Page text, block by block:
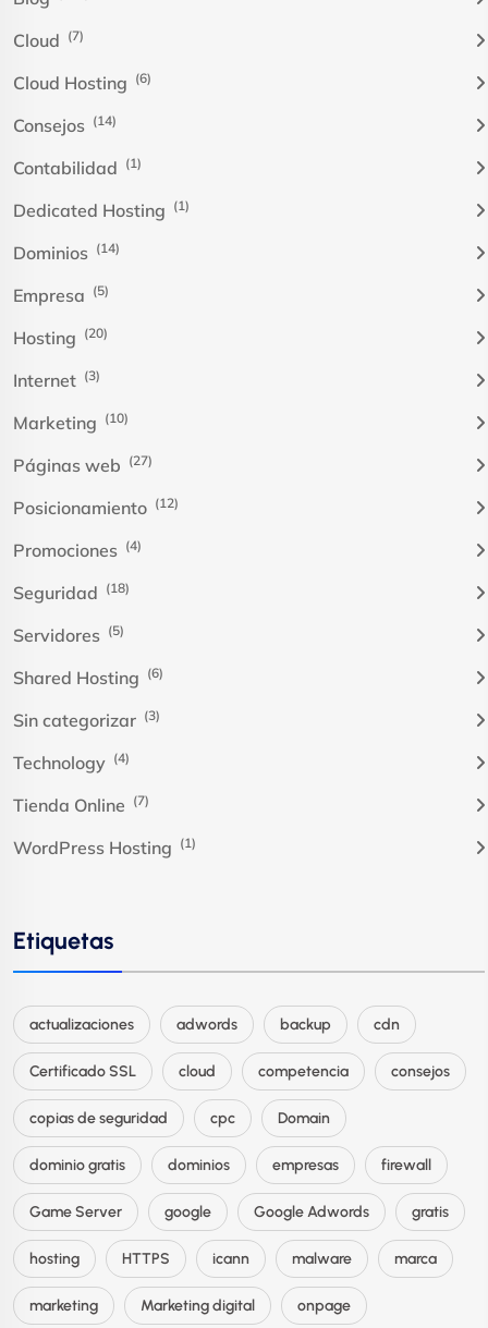
Cloud (7)
Cloud Hosting (6)
Consejos (14)
Contabilidad (1)
Dedicated Hosting (1)
Dominios (14)
Empresa (5)
Hosting (20)
Internet (3)
Marketing (10)
Páginas web (27)
Posicionamiento (12)
Promociones (4)
Seguridad (18)
Servidores (5)
Shared Hosting (6)
Sin categorizar (3)
Technology (4)
Tienda Online (7)
WordPress Hosting (1)
Etiquetas
actualizaciones adwords backup cdn
Certificado SSL cloud competencia consejos
copias de seguridad cpc Domain
dominio gratis dominios empresas firewall
Game Server google Google Adwords gratis
hosting HTTPS icann malware marca
marketing Marketing digital onpage